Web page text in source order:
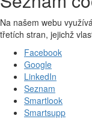
Na našem webu
třetích stran, jejichž
Facebook
Google
LinkedIn
Seznam
Smartlook
Smartsupp